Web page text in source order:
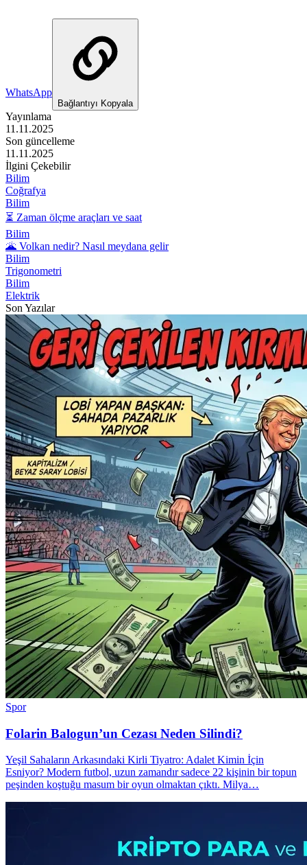
WhatsApp
Bağlantıyı Kopyala
Yayınlama
11.11.2025
Son güncelleme
11.11.2025
İlgini Çekebilir
Bilim
Coğrafya
Bilim
⏳ Zaman ölçme araçları ve saat
Bilim
🌋 Volkan nedir? Nasıl meydana gelir
Bilim
Trigonometri
Bilim
Elektrik
Son Yazılar
Spor
Folarin Balogun’un Cezası Neden Silindi?
Yeşil Sahaların Arkasındaki Kirli Tiyatro: Adalet Kimin İçin
Esniyor? Modern futbol, uzun zamandır sadece 22 kişinin bir topun
peşinden koştuğu masum bir oyun olmaktan çıktı. Milya…